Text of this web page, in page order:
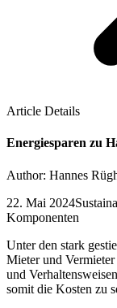
Article Details
Energiesparen zu
Author: Hannes
22. Mai 2024
Komponenten
Unter den stark
Mieter und
und
somit die Kosten zu